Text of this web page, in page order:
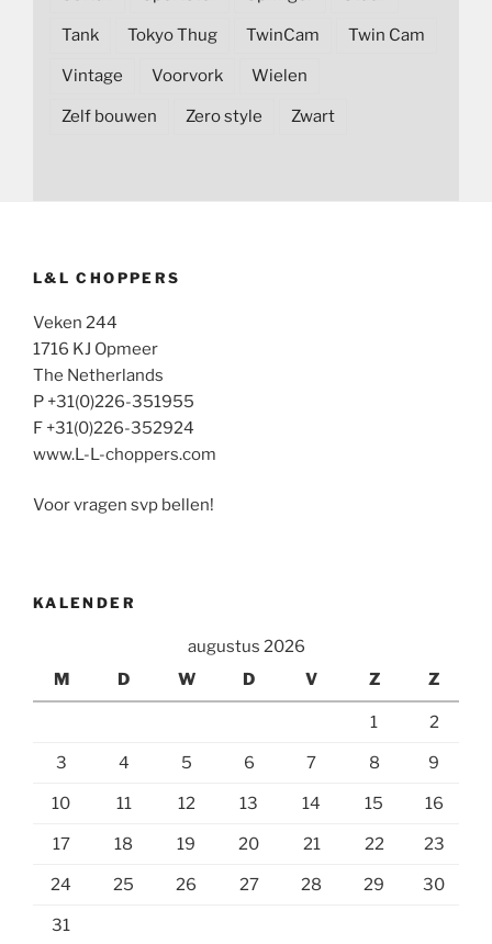
Tank Tokyo Thug TwinCam Twin Cam
Vintage Voorvork Wielen
Zelf bouwen Zero style Zwart
L&L CHOPPERS
Veken 244
1716 KJ Opmeer
The Netherlands
P +31(0)226-351955
F +31(0)226-352924
www.L-L-choppers.com
Voor vragen svp bellen!
KALENDER
augustus 2026
M
D W D V Z Z
1 2
3 4 5 6 7 8 9
10 11 12 13 14 15 16
17 18 19 20 21 22 23
24 25 26 27 28 29 30
31